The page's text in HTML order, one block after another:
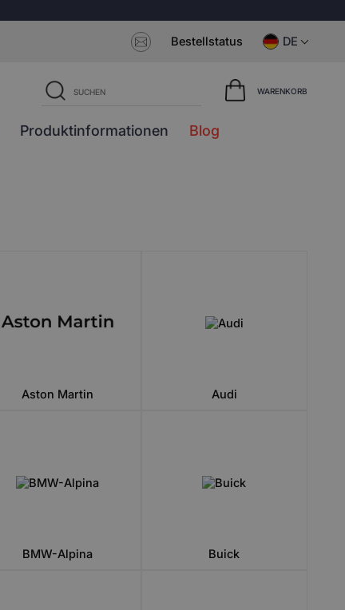
Bestellstatus DE
WARENKORB
Produktinformationen Blog
Aston Martin Audi
BMW-Alpina Buick